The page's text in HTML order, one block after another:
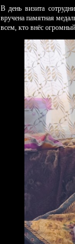
В день визита
вручена памятная
всем, кто внёс